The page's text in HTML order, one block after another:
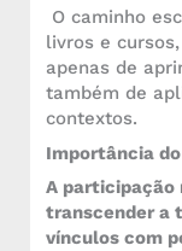
O caminho
livros e
apenas de
também de
contextos.
Importância
A participação
transcender a
vínculos com